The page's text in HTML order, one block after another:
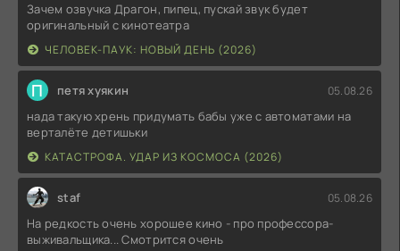
Зачем озвучка Драгон, пипец, пускай звук будет
оригинальный с кинотеатра
ЧЕЛОВЕК-ПАУК: НОВЫЙ ДЕНЬ (2026)
П петя хуякин 05.08.26
нада такую хрень придумать бабы уже с автоматами на
верталёте детишьки
КАТАСТРОФА. УДАР ИЗ КОСМОСА (2026)
staf 05.08.26
На редкость очень хорошее кино - про профессора-
выживальщика... Смотрится очень